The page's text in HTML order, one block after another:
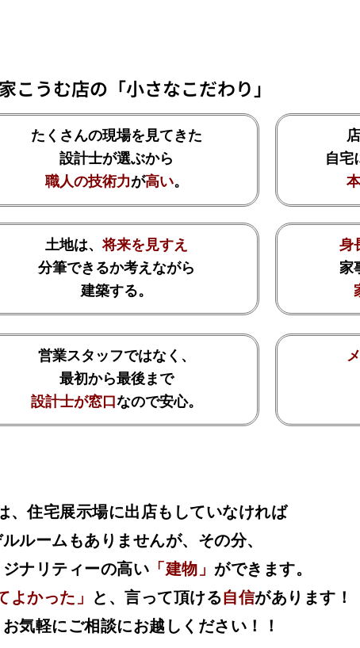
こうむ店の「小さなこだわり」
たくさんの現場を見てきた
設計士が選ぶから
職人の技術力が高い。
自宅
土地は、将来を見すえ
分筆できるか考えながら
建築する。
身
家
営業スタッフではなく、
最初から最後まで
設計士が窓口なので安心。
、住宅展示場に出店もしていなければ
ルームもありませんが、その分、
ナリティーの高い 「建物」 ができます。
よかった」 と、言って頂ける自信があります！
気軽にご相談にお越しください！！